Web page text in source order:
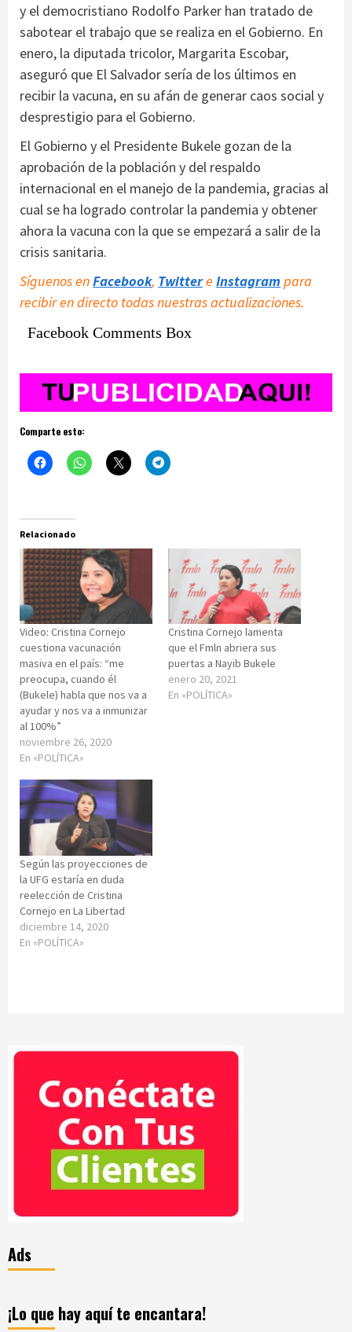
y el democristiano Rodolfo Parker han tratado de
sabotear el trabajo que se realiza en el Gobierno. En
enero, la diputada tricolor, Margarita Escobar,
aseguró que El Salvador sería de los últimos en
recibir la vacuna, en su afán de generar caos social y
desprestigio para el Gobierno.
El Gobierno y el Presidente Bukele gozan de la
aprobación de la población y del respaldo
internacional en el manejo de la pandemia, gracias al
cual se ha logrado controlar la pandemia y obtener
ahora la vacuna con la que se empezará a salir de la
crisis sanitaria.
Síguenos enFacebook, Twittere Instagram para
recibir en directo todas nuestras actualizaciones.
Facebook Comments Box
Comparte esto:
Relacionado
Video: Cristina Cornejo
cuestiona vacunación
masiva en el país: “me
preocupa, cuando él
(Bukele) habla que nos va a
ayudar y nos va a inmunizar
al 100%”
noviembre 26, 2020
En «POLÍTICA»
Cristina Cornejo lamenta
que el Fmln abriera sus
puertas a Nayib Bukele
enero 20, 2021
En «POLÍTICA»
Según las proyecciones de
la UFG estaría en duda
reelección de Cristina
Cornejo en La Libertad
diciembre 14, 2020
En «POLÍTICA»
Ads
¡Lo que hay aquí te encantara!